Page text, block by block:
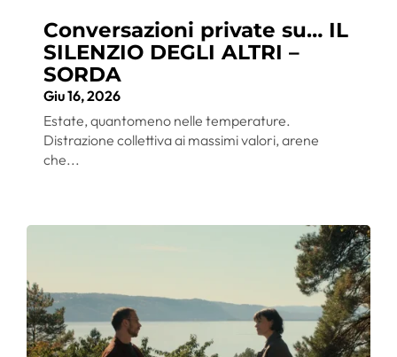
Conversazioni private su… IL
SILENZIO DEGLI ALTRI –
SORDA
Giu 16, 2026
Estate, quantomeno nelle temperature.
Distrazione collettiva ai massimi valori, arene
che...